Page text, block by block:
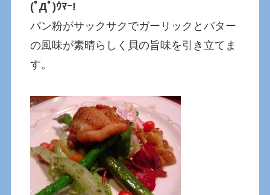
(ﾟДﾟ)ｳﾏｰ!
パン粉がサックサクでガーリックとバター
の風味が素晴らしく貝の旨味を引き立てま
す。